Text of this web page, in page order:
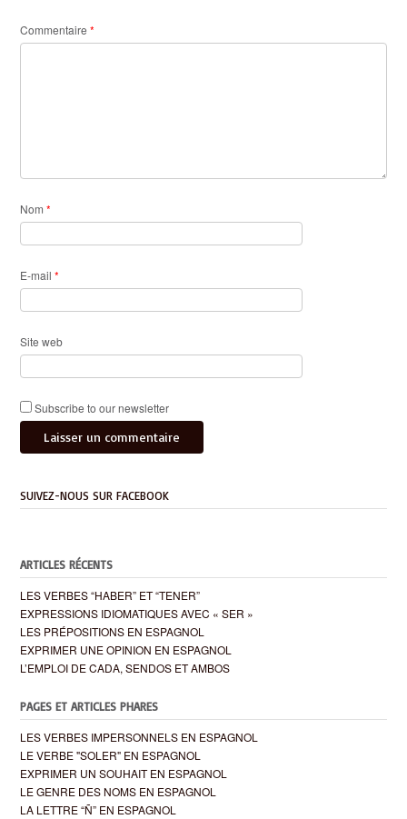
Commentaire *
Nom *
E-mail *
Site web
Subscribe to our newsletter
SUIVEZ-NOUS SUR FACEBOOK
ARTICLES RÉCENTS
LES VERBES “HABER” ET “TENER”
EXPRESSIONS IDIOMATIQUES AVEC « SER »
LES PRÉPOSITIONS EN ESPAGNOL
EXPRIMER UNE OPINION EN ESPAGNOL
L’EMPLOI DE CADA, SENDOS ET AMBOS
PAGES ET ARTICLES PHARES
LES VERBES IMPERSONNELS EN ESPAGNOL
LE VERBE "SOLER" EN ESPAGNOL
EXPRIMER UN SOUHAIT EN ESPAGNOL
LE GENRE DES NOMS EN ESPAGNOL
LA LETTRE “Ñ” EN ESPAGNOL